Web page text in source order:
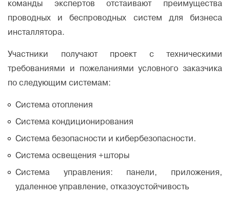
команды экспертов отстаивают преимущества
проводных и беспроводных систем для бизнеса
инсталлятора.
Участники получают проект с техническими
требованиями и пожеланиями условного заказчика
по следующим системам:
Система отопления
Система кондиционирования
Система безопасности и кибербезопасности.
Система освещения +шторы
Система управления: панели, приложения,
удаленное управление, отказоустойчивость